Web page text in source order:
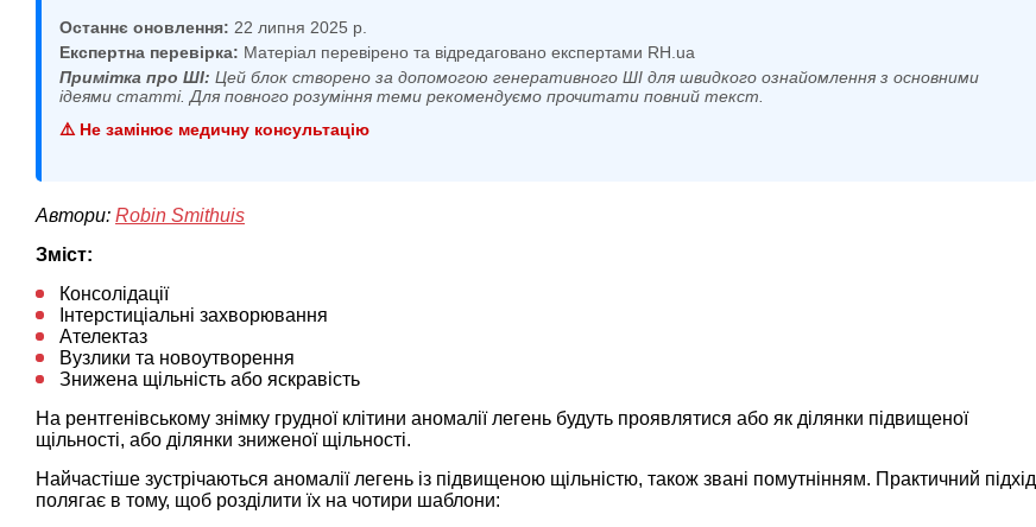
Останнє оновлення: 22 липня 2025 р.
Експертна перевірка: Матеріал перевірено та відредаговано експертами RH.ua
Примітка про ШІ: Цей блок створено за допомогою генеративного ШІ для швидкого ознайомлення з основними
ідеями статті. Для повного розуміння теми рекомендуємо прочитати повний текст.
⚠️ Не замінює медичну консультацію
Автори: Robin Smithuis
Зміст:
Консолідації
Інтерстиціальні захворювання
Ателектаз
Вузлики та новоутворення
Знижена щільність або яскравість
На рентгенівському знімку грудної клітини аномалії легень будуть проявлятися або як ділянки підвищеної
щільності, або ділянки зниженої щільності.
Найчастіше зустрічаються аномалії легень із підвищеною щільністю, також звані помутнінням. Практичний підхід
полягає в тому, щоб розділити їх на чотири шаблони: